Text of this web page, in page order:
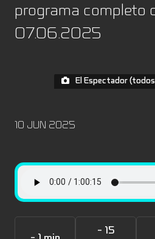
programa completo
07.06.2025
El Espectador
10 JUN 2025
- 15